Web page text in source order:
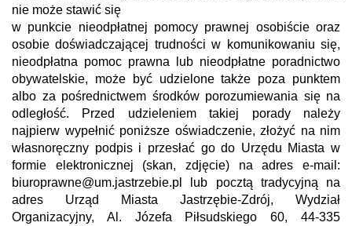
nie może stawić się
w punkcie nieodpłatnej pomocy prawnej osobiście oraz
osobie doświadczającej trudności w komunikowaniu się,
nieodpłatna pomoc prawna lub nieodpłatne poradnictwo
obywatelskie, może być udzielone także poza punktem
albo za pośrednictwem środków porozumiewania się na
odległość. Przed udzieleniem takiej porady należy
najpierw wypełnić poniższe oświadczenie, złożyć na nim
własnoręczny podpis i przesłać go do Urzędu Miasta w
formie elektronicznej (skan, zdjęcie) na adres e-mail:
biuroprawne@um.jastrzebie.pl lub pocztą tradycyjną na
adres Urząd Miasta Jastrzębie-Zdrój, Wydział
Organizacyjny, Al. Józefa Piłsudskiego 60, 44-335